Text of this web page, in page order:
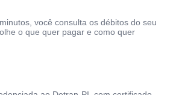
você consulta os débitos do seu
o que quer pagar e como quer